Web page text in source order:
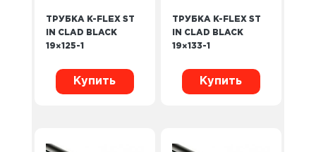
ТРУБКА K-FLEX ST
IN CLAD BLACK
19×125-1
Купить
ТРУБКА K-FLEX ST
IN CLAD BLACK
19×133-1
Купить